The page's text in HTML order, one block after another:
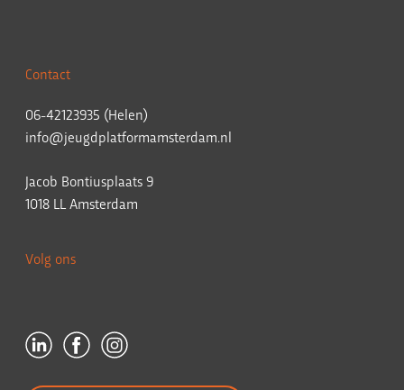
Contact
06-42123935 (Helen)
info@jeugdplatformamsterdam.nl
Jacob Bontiusplaats 9
1018 LL Amsterdam
Volg ons